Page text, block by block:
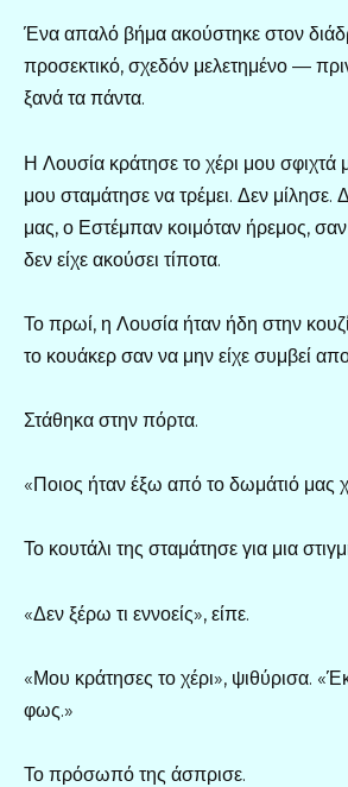
Ένα απαλό βήμα ακούστηκε στον
προσεκτικό, σχεδόν μελετημένο — πριν
ξανά τα πάντα.
Η Λουσία κράτησε το χέρι μου σφιχτά
μου σταμάτησε να τρέμει. Δεν μίλησε.
μας, ο Εστέμπαν κοιμόταν ήρεμος,
δεν είχε ακούσει τίποτα.
Το πρωί, η Λουσία ήταν ήδη στην
το κουάκερ σαν να μην είχε συμβεί
Στάθηκα στην πόρτα.
«Ποιος ήταν έξω από το δωμάτιό μας
Το κουτάλι της σταμάτησε για μια
«Δεν ξέρω τι εννοείς», είπε.
«Μου κράτησες το χέρι», ψιθύρισα.
φως.»
Το πρόσωπό της άσπρισε.